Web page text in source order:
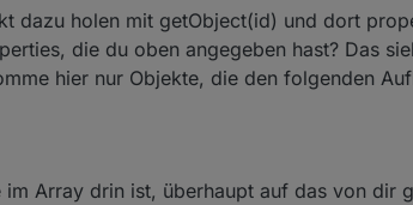
+ obj.channelId);
" + obj.channelName);
" + obj.common.name);
dazu holen mit getObject(id) und dort
die du oben angegeben hast? Das
hier nur Objekte, die den folgenden
Array drin ist, überhaupt auf das von dir